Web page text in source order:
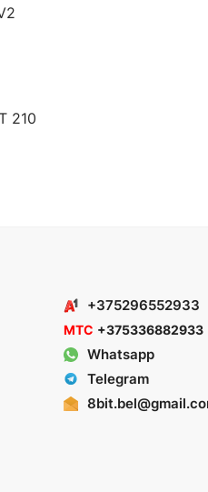
210
+375296552933
МТС +375336882933
Whatsapp
Telegram